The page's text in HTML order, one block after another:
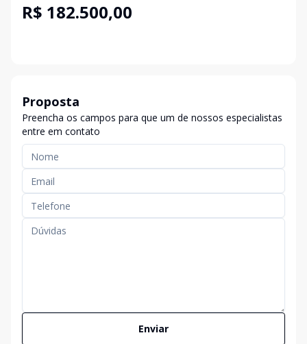
R$ 182.500,00
Proposta
Preencha os campos para que um de nossos especialistas
entre em contato
Enviar